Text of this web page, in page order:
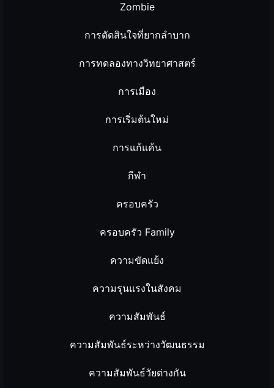
Zombie
การตัดสินใจที่ยากลำบาก
การทดลองทางวิทยาศาสตร์
การเมือง
การเริ่มต้นใหม่
การแก้แค้น
กีฬา
ครอบครัว
ครอบครัว Family
ความขัดแย้ง
ความรุนแรงในสังคม
ความสัมพันธ์
ความสัมพันธ์ระหว่างวัฒนธรรม
ความสัมพันธ์วัยต่างกัน